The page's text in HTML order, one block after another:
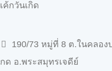
เค้กวันเกิด
190/73 หมู่ที่ 8 ต.ในคลอง
กด อ.พระสมุทรเจดีย์